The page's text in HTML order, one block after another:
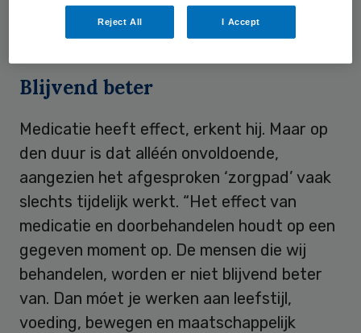
zegt hij. “Daar moet onmiddellijk persoonlijk
en maatschappelijk herstel op volgen.”
Blijvend beter
Medicatie heeft effect, erkent hij. Maar op
den duur is dat alléén onvoldoende,
aangezien het afgesproken ‘zorgpad’ vaak
slechts tijdelijk werkt. “Het effect van
medicatie en doorbehandelen houdt op een
gegeven moment op. De mensen die wij
behandelen, worden er niet blijvend beter
van. Dan móet je werken aan leefstijl,
voeding, bewegen en maatschappelijk
Reject All I Accept